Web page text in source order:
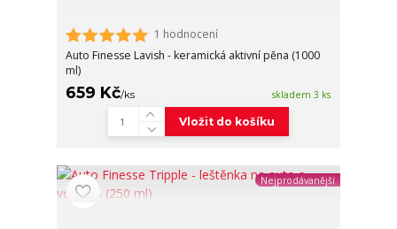
1 hodnocení
Auto Finesse Lavish - keramická aktivní pěna (1000
ml)
659 Kč/ks skladem 3 ks
Vložit do košíku
Nejprodávanější